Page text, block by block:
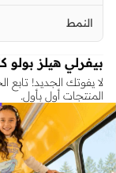
النمط
بيفرلي هيلز بولو
لا يفوتك الجديد!
المنتجات أول بأول.